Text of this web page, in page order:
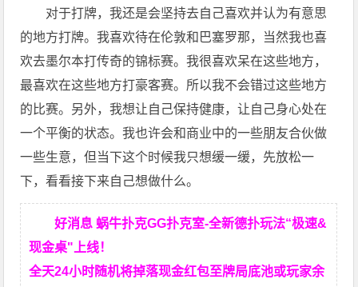
对于打牌，我还是会坚持去自己喜欢并认为有意思
的地方打牌。我喜欢待在伦敦和巴塞罗那，当然我也喜
欢去墨尔本打传奇的锦标赛。我很喜欢呆在这些地方，
最喜欢在这些地方打豪客赛。所以我不会错过这些地方
的比赛。另外，我想让自己保持健康，让自己身心处在
一个平衡的状态。我也许会和商业中的一些朋友合伙做
一些生意，但当下这个时候我只想缓一缓，先放松一
下，看看接下来自己想做什么。
好消息 蜗牛扑克GG扑克室-全新德扑玩法“极速&
现金桌"上线！
全天24小时随机将掉落现金红包至牌局底池或玩家余